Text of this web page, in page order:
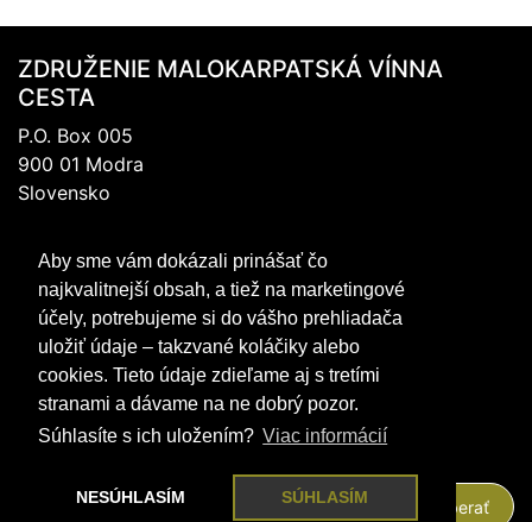
Aby sme vám dokázali prinášať čo
najkvalitnejší obsah, a tiež na marketingové
účely, potrebujeme si do vášho prehliadača
uložiť údaje – takzvané koláčiky alebo
cookies. Tieto údaje zdieľame aj s tretími
stranami a dávame na ne dobrý pozor.
Súhlasíte s ich uložením? Viac informácií
NESÚHLASÍM SÚHLASÍM
ZDRUŽENIE MALOKARPATSKÁ VÍNNA
CESTA
P.O. Box 005
900 01 Modra
Slovensko
IČO: 317 69 489
DIČ:202 0988 706
+421 905 467 745
mvc@mvc.sk
FACEBOOK
Sledujte nás aj na našom profile
Pozrieť si profil
Odoberať